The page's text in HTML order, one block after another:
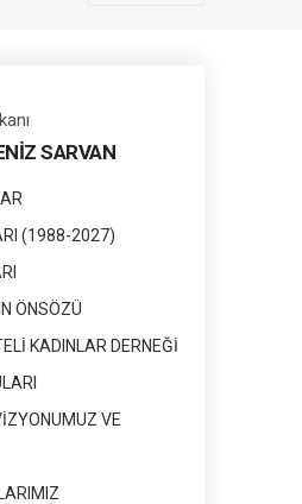
SARVAN
(1988-2027)
ÖNSÖZÜ
KADINLAR DERNEĞİ
VE